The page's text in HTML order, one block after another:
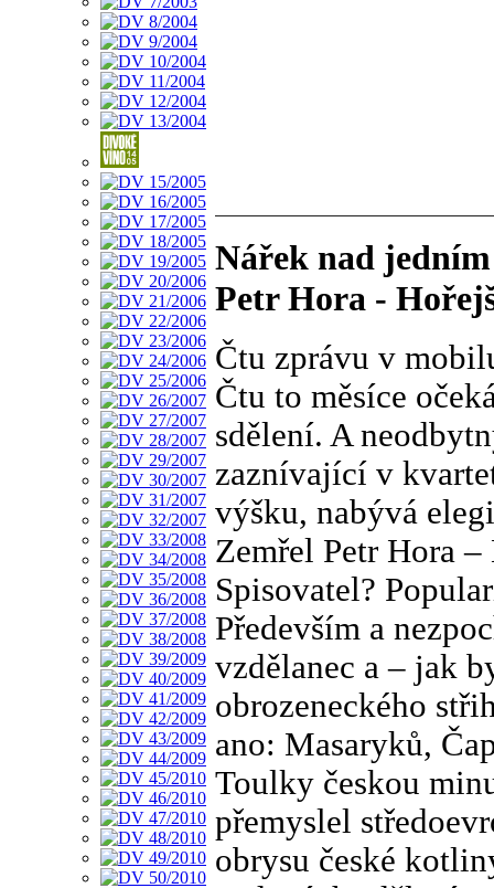
Nářek nad
Petr Hora -
Čtu zprávu v
Čtu to měsíce
sdělení. A
zaznívající v
výšku, nabývá
Zemřel Petr Hora –
Spisovatel?
Především a
vzdělanec a – jak
obrozeneckého
ano: Masaryků,
Toulky českou
přemyslel
obrysu české